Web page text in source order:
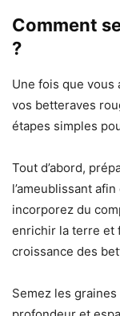
Comment
?
Une fois que vous
vos betteraves
étapes simples
Tout d’abord,
l’ameublissant
incorporez du
enrichir la terre et
croissance des
Semez les